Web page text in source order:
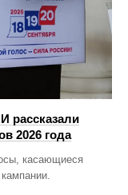
рассказали
2026 года
касающиеся